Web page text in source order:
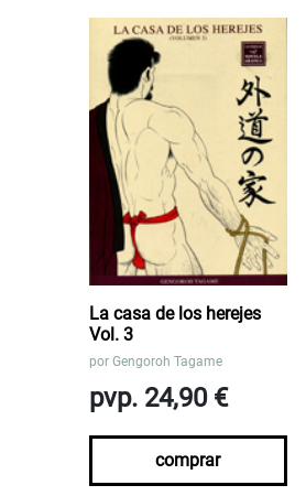
La casa de los herejes
Vol. 3
por Gengoroh Tagame
pvp. 24,90 €
comprar